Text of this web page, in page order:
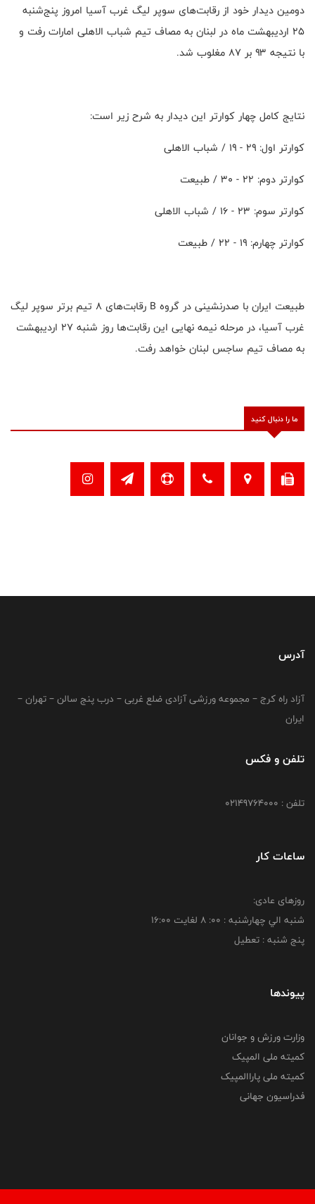
دومین دیدار خود از رقابت‌های سوپر لیگ غرب آسیا امروز پنج‌شنبه
۲۵ اردیبهشت ماه در لبنان به مصاف تیم شباب الاهلی امارات رفت و
با نتیجه ۹۳ بر ۸۷ مغلوب شد.
نتایج کامل چهار کوارتر این دیدار به شرح زیر است:
کوارتر اول: ۲۹ - ۱۹ / شباب الاهلی
کوارتر دوم: ۲۲ - ۳۰ / طبیعت
کوارتر سوم: ۲۳ - ۱۶ / شباب الاهلی
کوارتر چهارم: ۱۹ - ۲۲ / طبیعت
طبیعت ایران با صدرنشینی در گروه B رقابت‌های ۸ تیم برتر سوپر لیگ
غرب آسیا، در مرحله نیمه نهایی این رقابت‌ها روز شنبه ۲۷ اردیبهشت
به مصاف تیم ساجس لبنان خواهد رفت.
ما را دنبال کنید
آدرس
آزاد راه کرج – مجموعه ورزشی آزادی ضلع غربی – درب پنج سالن – تهران –
ایران
تلفن و فکس
تلفن : 02149764000
ساعات کار
روزهای عادی:
شنبه الي چهارشنبه : 00: 8 لغايت 16:00
پنج شنبه : تعطیل
پیوندها
وزارت ورزش و جوانان
کمیته ملی المپیک
کمیته ملی پاراالمپیک
فدراسیون جهانی